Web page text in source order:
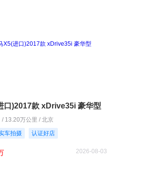
口)2017款 xDrive35i 豪华型
13.20万公里 / 北京
车拍摄 认证好店
2026-08-03